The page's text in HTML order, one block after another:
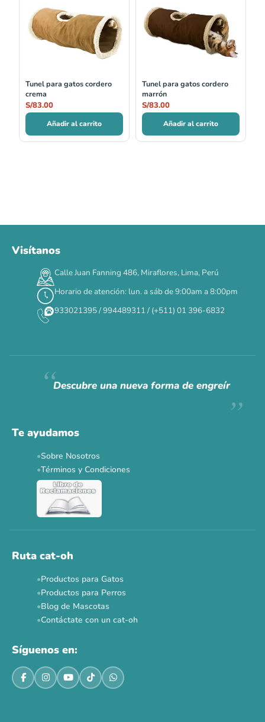
Tunel para gatos cordero
crema
S/83.00
Añadir al carrito
Tunel para gatos cordero
marrón
S/83.00
Añadir al carrito
DÍAS HORAS MIN SEG
✕
Siempre fuimosraros.
Ver todas las promos 🐾
Visítanos
Calle Juan Fanning 486, Miraflores, Lima, Perú
Horario de atención: lun. a sáb de 9:00am a 8:00pm
933021395 / 994489311 / (+511) 01 396-6832
Descubre una nueva forma de engreír
Te ayudamos
Sobre Nosotros
Términos y Condiciones
Ruta cat-oh
Productos para Gatos
Productos para Perros
Blog de Mascotas
Contáctate con un cat-oh
Síguenos en: